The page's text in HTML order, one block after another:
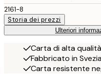
2161-8
Storia dei prezzi
Ulteriori
Carta di alta
Fabbricato in
Carta resistente